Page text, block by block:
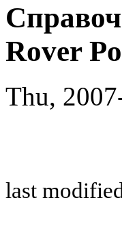
Rover
Thu,
last